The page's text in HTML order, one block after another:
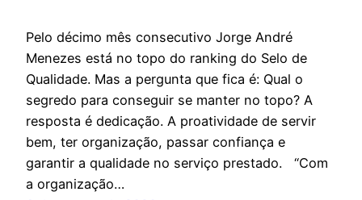
Pelo décimo mês consecutivo Jorge André
Menezes está no topo do ranking do Selo de
Qualidade. Mas a pergunta que fica é: Qual o
segredo para conseguir se manter no topo? A
resposta é dedicação. A proatividade de servir
bem, ter organização, passar confiança e
garantir a qualidade no serviço prestado. “Com
a organização…